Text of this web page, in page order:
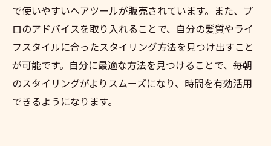
で使いやすいヘアツールが販売されています。また、プ
ロのアドバイスを取り入れることで、自分の髪質やライ
フスタイルに合ったスタイリング方法を見つけ出すこと
が可能です。自分に最適な方法を見つけることで、毎朝
のスタイリングがよりスムーズになり、時間を有効活用
できるようになります。